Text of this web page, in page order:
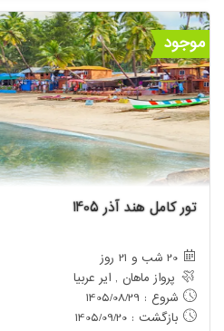
موجود
تور کامل هند آذر 1405
20 شب و 21 روز
پرواز ماهان , ایر عربیا
شروع : 1405/08/29
بازگشت : 1405/09/20